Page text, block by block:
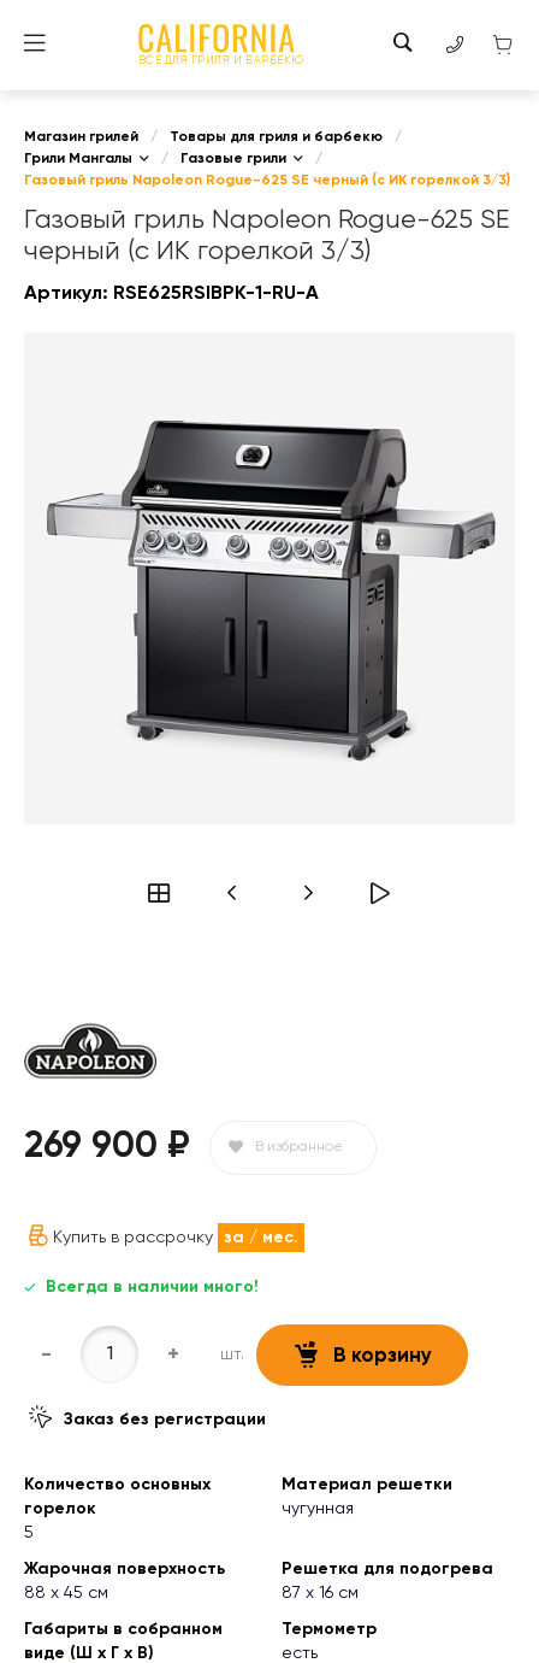
ВСЕ ДЛЯ ГРИЛЯ И БАРБЕКЮ
Магазин грилей / Товары для гриля и барбекю
/
Грили Мангалы
/ Газовые грили
/
Газовый гриль Napoleon Rogue-625 SE черный (с ИК горелкой 3/3)
Газовый гриль Napoleon Rogue-625 SE
черный (с ИК горелкой 3/3)
Артикул: RSE625RSIBPK-1-RU-A
269 900 ₽ В избранное
Купить в рассрочку за / мес.
Всегда в наличии много!
- + шт. В корзину
Заказ без регистрации
Количество основных
горелок
5
Материал решетки
чугунная
Жарочная поверхность
88 х 45 см
Решетка для подогрева
87 х 16 см
Габариты в собранном
виде (Ш х Г х В)
Термометр
есть